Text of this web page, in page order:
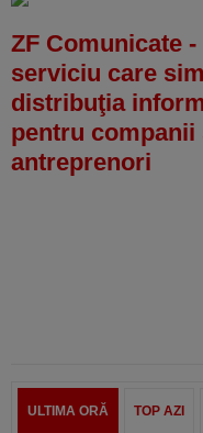
ZF Comunicate -
serviciu care
distribuţia
pentru companii
antreprenori
ULTIMA ORĂ TOP AZI